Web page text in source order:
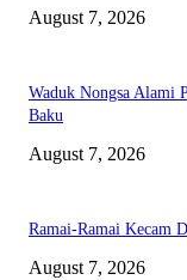
August 7, 2026
Waduk Nongsa Alami
Baku
August 7, 2026
Ramai-Ramai Kecam
August 7, 2026